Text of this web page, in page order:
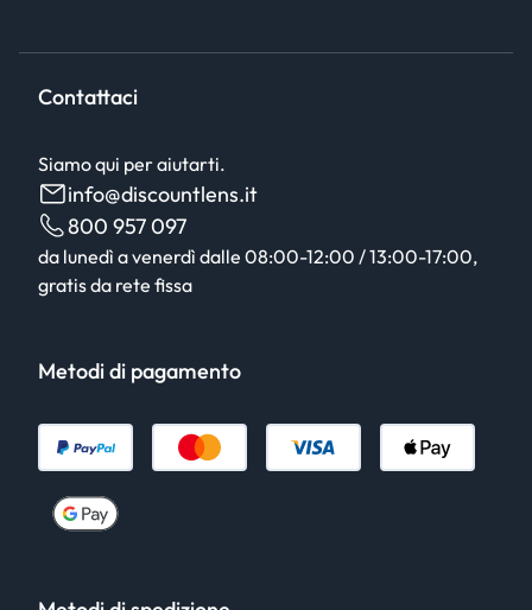
Contattaci
Siamo qui per aiutarti.
info@discountlens.it
800 957 097
da lunedì a venerdì dalle 08:00-12:00 / 13:00-17:00,
gratis da rete fissa
Metodi di pagamento